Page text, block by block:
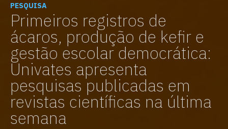
PESQUISA
Primeiros registros de
ácaros, produção de kefir e
gestão escolar democrática:
Univates apresenta
pesquisas publicadas em
revistas científicas na última
semana